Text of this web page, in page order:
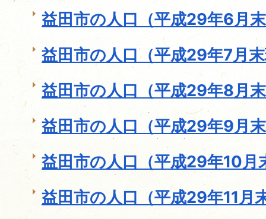
益田市の人口（平成29年6月
益田市の人口（平成29年7月
益田市の人口（平成29年8月
益田市の人口（平成29年9月
益田市の人口（平成29年10月
益田市の人口（平成29年11月